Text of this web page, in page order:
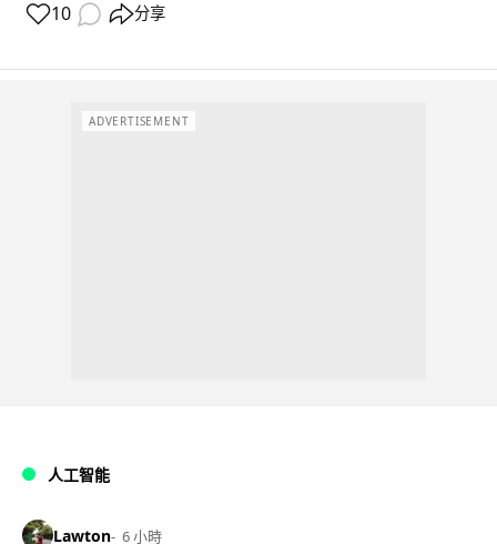
10 分享
ADVERTISEMENT
人工智能
Lawton 6 小時